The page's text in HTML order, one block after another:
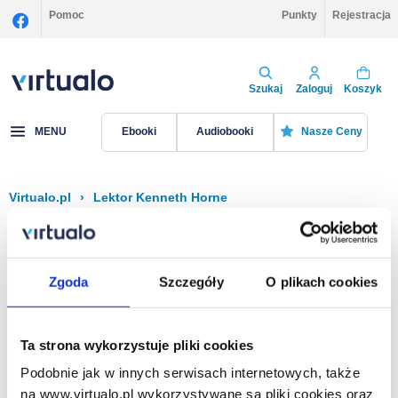
Zgoda Szczegóły O plikach cookies
Ta strona wykorzystuje pliki cookies
Podobnie jak w innych serwisach internetowych, także
na www.virtualo.pl wykorzystywane są pliki cookies oraz
Pomoc Punkty Rejestracja
Szukaj Zaloguj Koszyk
MENU Ebooki Audiobooki Nasze Ceny
Virtualo.pl › Lektor Kenneth Horne
Filtruj Sortuj
Na stronie